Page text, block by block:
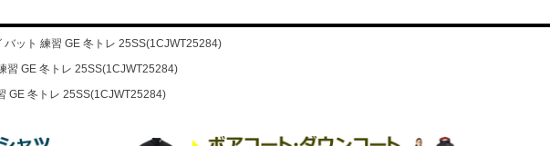
ット 練習 GE 冬トレ 25SS(1CJWT25284)
習 GE 冬トレ 25SS(1CJWT25284)
GE 冬トレ 25SS(1CJWT25284)